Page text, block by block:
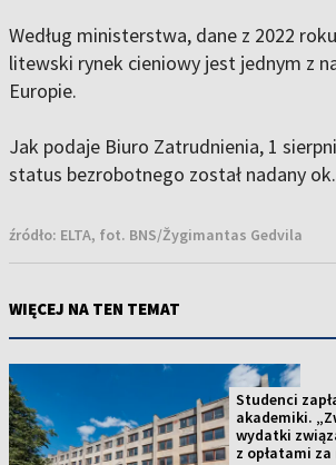
Według ministerstwa, dane z 2022
litewski rynek cieniowy jest jednym z
Europie.
Jak podaje Biuro Zatrudnienia, 1
status bezrobotnego został nadany
źródło: ELTA, fot. BNS/Žygimantas Gedvila
WIĘCEJ NA TEN TEMAT
Studenci
akademiki.
wydatki
z opłatami za